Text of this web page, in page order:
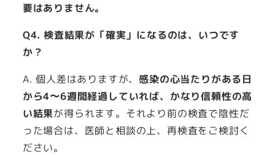
要はありません。
Q4. 検査結果が「確実」になるのは、いつです
か？
A. 個人差はありますが、 感染の心当たりがある日
から4〜6週間経過していれば、かなり信頼性の高
い結果が得られます。それより前の検査で陰性だ
った場合は、医師と相談の上、再検査をご検討く
ださい。